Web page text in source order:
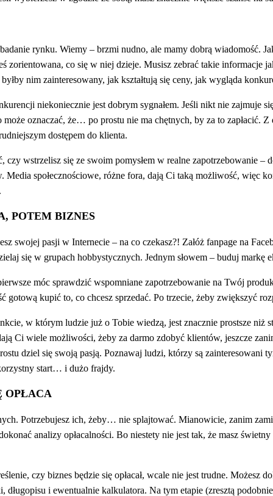
rynku. Wiemy – brzmi nudno, ale mamy dobrą wiadomość.
zorientowana, co się w niej dzieje. Musisz zebrać takie informacje
nim zainteresowany, jak kształtują się ceny, jak wygląda
niekoniecznie jest dobrym sygnałem. Jeśli nikt nie zajmuje
może oznaczać, że… po prostu nie ma chętnych, by za to zapłacić.
dostępem do klienta.
czy wstrzelisz się ze swoim pomysłem w realne zapotrzebowanie –
Media społecznościowe, różne fora, dają Ci taką możliwość, więc
POTEM BIZNES
swojej pasji w Internecie – na co czekasz?! Załóż fanpage na
się w grupach hobbystycznych. Jednym słowem – buduj markę
móc sprawdzić wspomniane zapotrzebowanie na Twój
gotową kupić to, co chcesz sprzedać. Po trzecie, żeby zwiększyć
w którym ludzie już o Tobie wiedzą, jest znacznie prostsze niż
Ci wiele możliwości, żeby za darmo zdobyć klientów, jeszcze
dziel się swoją pasją. Poznawaj ludzi, którzy są zainteresowani
start… i dużo frajdy.
OPŁACA
Potrzebujesz ich, żeby… nie splajtować. Mianowicie, zanim
analizy opłacalności. Bo niestety nie jest tak, że masz świetny
czy biznes będzie się opłacał, wcale nie jest trudne. Możesz
długopisu i ewentualnie kalkulatora. Na tym etapie (zresztą